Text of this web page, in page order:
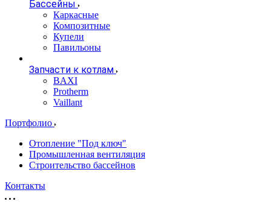
Бассейны
Каркасные
Композитные
Купели
Павильоны
Запчасти к котлам
BAXI
Protherm
Vaillant
Портфолио
Отопление "Под ключ"
Промышленная вентиляция
Строительство бассейнов
Контакты